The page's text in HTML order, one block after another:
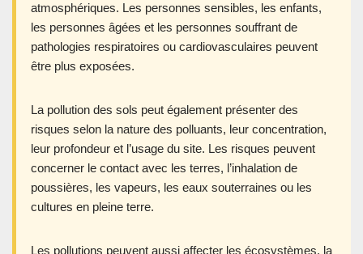
atmosphériques. Les personnes sensibles, les enfants,
les personnes âgées et les personnes souffrant de
pathologies respiratoires ou cardiovasculaires peuvent
être plus exposées.
La pollution des sols peut également présenter des
risques selon la nature des polluants, leur concentration,
leur profondeur et l’usage du site. Les risques peuvent
concerner le contact avec les terres, l’inhalation de
poussières, les vapeurs, les eaux souterraines ou les
cultures en pleine terre.
Les pollutions peuvent aussi affecter les écosystèmes, la